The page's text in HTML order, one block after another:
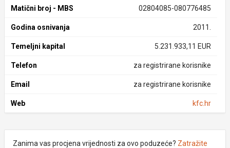
Matični broj - MBS 02804085-080776485
Godina osnivanja 2011.
Temeljni kapital 5.231.933,11 EUR
Telefon za registrirane korisnike
Email za registrirane korisnike
Web kfc.hr
Zanima vas procjena vrijednosti za ovo poduzeće? Zatražite